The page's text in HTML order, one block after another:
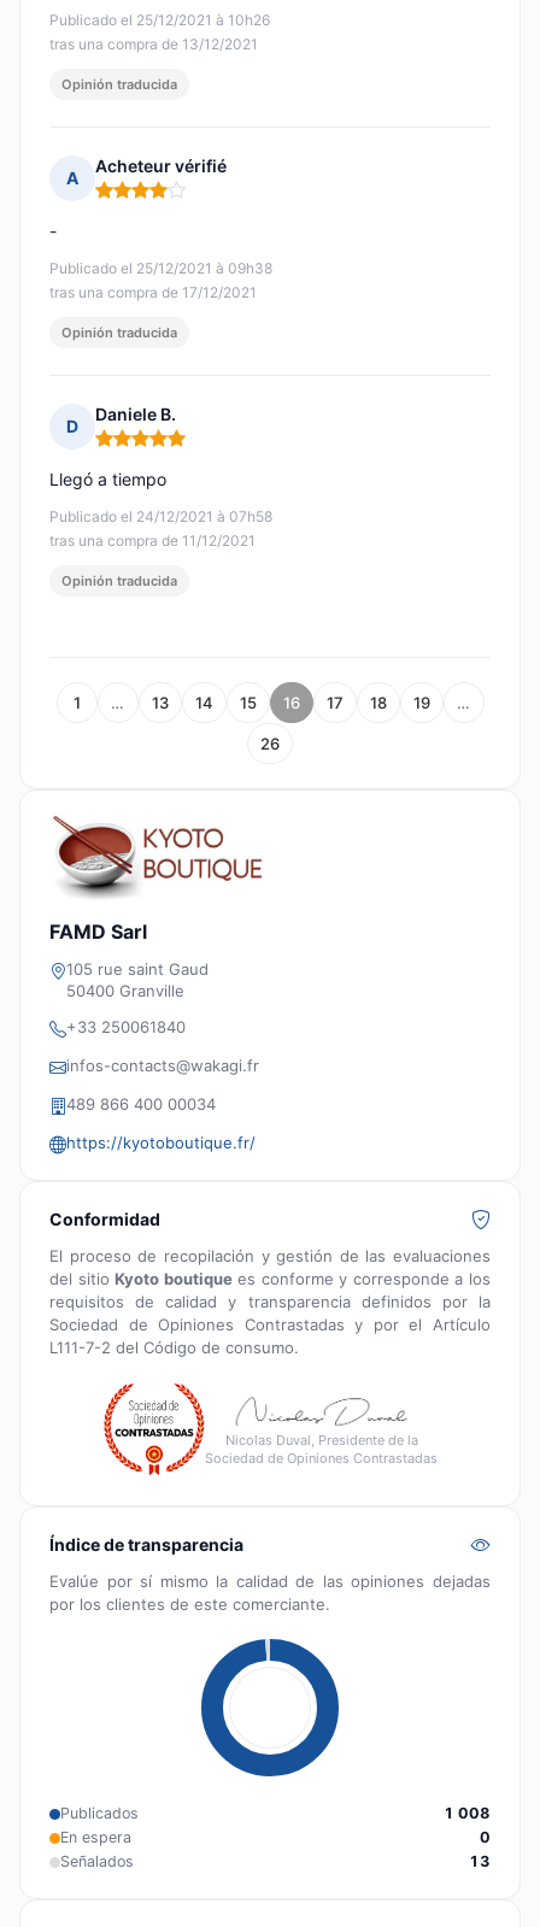
Publicado el 25/12/2021 à 10h26
tras una compra de 13/12/2021
Opinión traducida
A
Acheteur vérifié
Nota: 4 de 5
Publicado el 25/12/2021 à 09h38
tras una compra de 17/12/2021
-
Opinión traducida
D
Daniele B.
Nota: 5 de 5
Publicado el 24/12/2021 à 07h58
tras una compra de 11/12/2021
Llegó a tiempo
Opinión traducida
1 … 13 14 15 16 17 18 19 …
26
FAMD Sarl
105 rue saint Gaud
50400 Granville
+33 250061840
infos-contacts@wakagi.fr
489 866 400 00034
https://kyotoboutique.fr/
Conformidad
El proceso de recopilación y gestión de las evaluaciones
del sitioKyoto boutiquees conforme y corresponde a los
requisitos de calidad y transparencia definidos por la
Sociedad de Opiniones Contrastadas y por el Artículo
L111-7-2 del Código de consumo.
Nicolas Duval, Presidente de la
Sociedad de Opiniones Contrastadas
Índice de transparencia
Evalúe por sí mismo la calidad de las opiniones dejadas
por los clientes de este comerciante.
Publicados
1 008
En espera
0
Señalados
13